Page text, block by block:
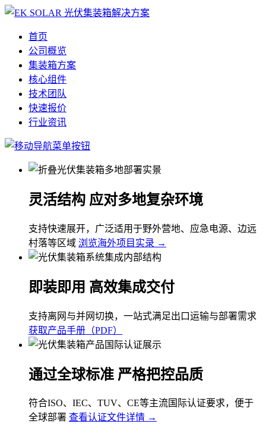
首页
公司概览
集装箱方案
核心组件
技术团队
快速报价
行业资讯
灵活结构 应对多地复杂环境
支持快速展开，广泛适用于野外营地、应急电源、边远
村落等区域 浏览海外项目实录 →
即装即用 高效集成交付
支持离网与并网切换，一站式满足出口运输与部署需求
获取产品手册（PDF）
通过全球标准 严格把控品质
符合ISO、IEC、TUV、CE等主流国际认证要求，便于
全球部署 查看认证文件详情 →